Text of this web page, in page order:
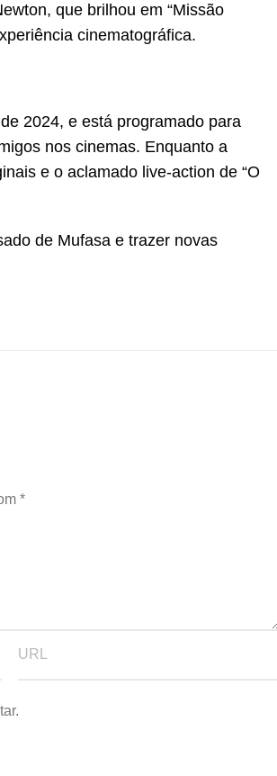
que brilhou em “Missão
cinematográfica.
2024, e está programado para
nos cinemas. Enquanto a
e o aclamado live-action de “O
de Mufasa e trazer novas
*